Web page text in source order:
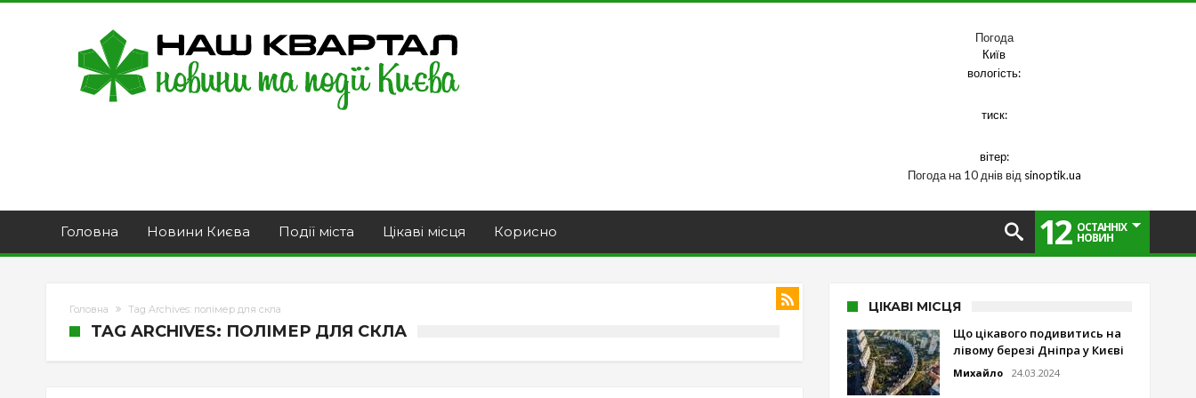
Погода
Київ
вологість:
тиск:
вітер:
Погода на 10 днів від sinoptik.ua
Головна Новини Києва Події міста Цікаві місця Корисно 12 ОСТАННІХ
НОВИН
Головна Tag Archives: полімер для скла
TAG ARCHIVES: ПОЛІМЕР ДЛЯ СКЛА
ЦІКАВІ МІСЦЯ
Що цікавого подивитись на
лівому березі Дніпра у Києві
Михайло 24.03.2024